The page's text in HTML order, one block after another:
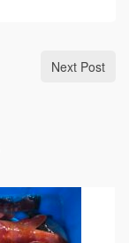
Next Post